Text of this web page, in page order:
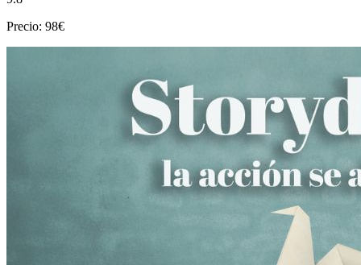
Precio: 98€